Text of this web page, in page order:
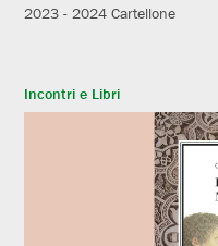
2023 - 2024 Cartellone
Incontri e Libri